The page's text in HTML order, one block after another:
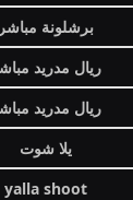
برشلونة مباشر
ريال مدريد
ريال مدريد
يلا شوت
yalla shoot